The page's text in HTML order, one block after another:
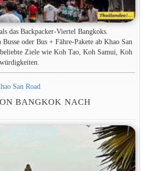
das Backpacker-Viertel Bangkoks.
oder Bus + Fähre-Pakete ab Khao San
Ziele wie Koh Tao, Koh Samui, Koh
San Road
BANGKOK NACH